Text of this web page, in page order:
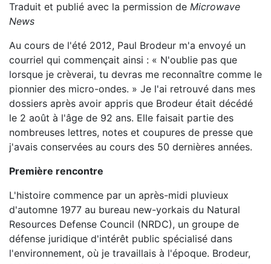
Traduit et publié avec la permission de Microwave
News
Au cours de l'été 2012, Paul Brodeur m'a envoyé un
courriel qui commençait ainsi : « N'oublie pas que
lorsque je crèverai, tu devras me reconnaître comme le
pionnier des micro-ondes. » Je l'ai retrouvé dans mes
dossiers après avoir appris que Brodeur était décédé
le 2 août à l'âge de 92 ans. Elle faisait partie des
nombreuses lettres, notes et coupures de presse que
j'avais conservées au cours des 50 dernières années.
Première rencontre
L'histoire commence par un après-midi pluvieux
d'automne 1977 au bureau new-yorkais du Natural
Resources Defense Council (NRDC), un groupe de
défense juridique d'intérêt public spécialisé dans
l'environnement, où je travaillais à l'époque. Brodeur,